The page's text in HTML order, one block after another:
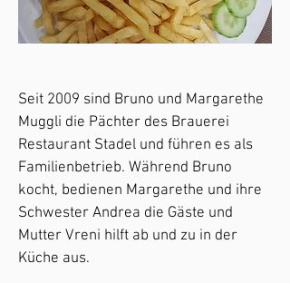
Seit 2009 sind Bruno und Margarethe
Muggli die Pächter des Brauerei
Restaurant Stadel und führen es als
Familienbetrieb. Während Bruno
kocht, bedienen Margarethe und ihre
Schwester Andrea die Gäste und
Mutter Vreni hilft ab und zu in der
Küche aus.